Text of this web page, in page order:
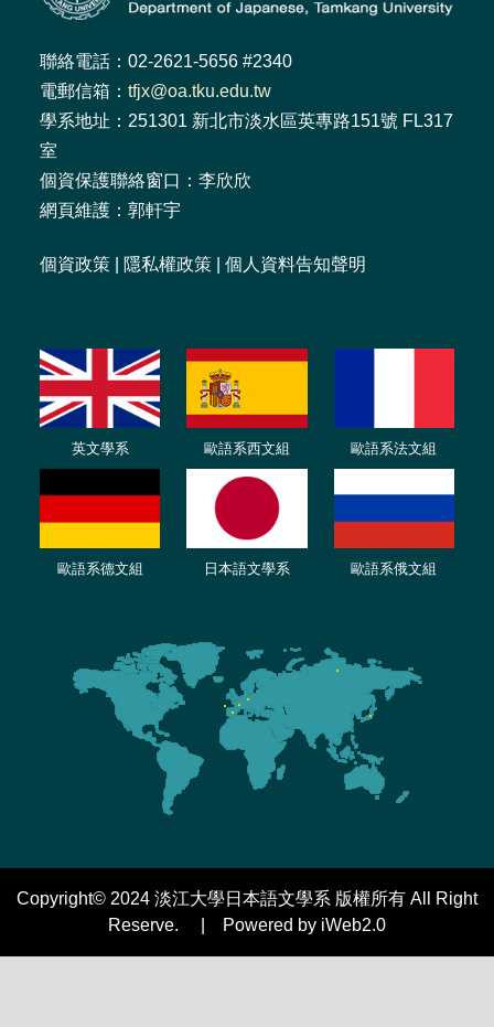
聯絡電話：02-2621-5656 #2340
電郵信箱： tfjx@oa.tku.edu.tw
學系地址：251301 新北市淡水區英專路151號 FL317
室
個資保護聯絡窗口：李欣欣
網頁維護：郭軒宇
個資政策 隱私權政策 個人資料告知聲明
英文學系 歐語系西文組 歐語系法文組
歐語系德文組 日本語文學系 歐語系俄文組
Copyright© 2024 淡江大學日本語文學系 版權所有 All Right
Reserve. | Powered by iWeb2.0